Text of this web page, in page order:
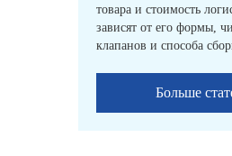
товара и стоимость
зависят от его формы,
клапанов и способа
Больше